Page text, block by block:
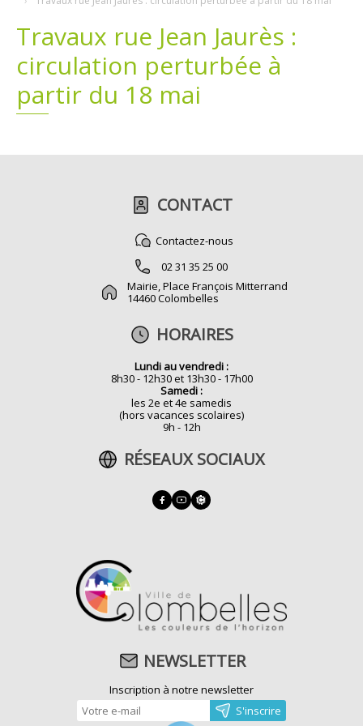
Travaux rue Jean Jaurès :
circulation perturbée à
partir du 18 mai
CONTACT
Contactez-nous
02 31 35 25 00
Mairie, Place François Mitterrand
14460 Colombelles
HORAIRES
Lundi au vendredi :
8h30 - 12h30 et 13h30 - 17h00
Samedi :
les 2e et 4e samedis
(hors vacances scolaires)
9h - 12h
RÉSEAUX SOCIAUX
NEWSLETTER
Inscription à notre newsletter
Plans
Demandes légales
Emploi
Marchés publics
Grands projets